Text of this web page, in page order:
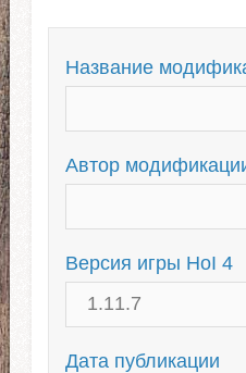
Название
Автор
Версия игры HoI 4
Дата публикации